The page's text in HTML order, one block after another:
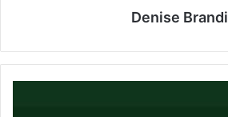
Denise Brandi